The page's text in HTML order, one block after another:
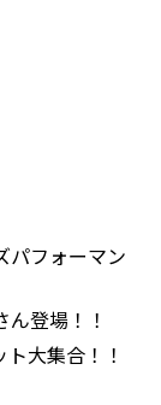
パフォーマン
登場！！
大集合！！